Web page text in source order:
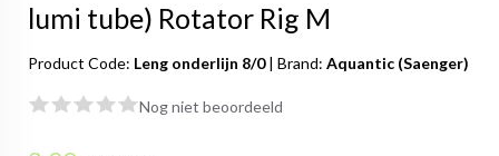
lumi tube) Rotator Rig M
Product Code: Leng onderlijn 8/0 | Brand: Aquantic (Saenger)
Nog niet beoordeeld